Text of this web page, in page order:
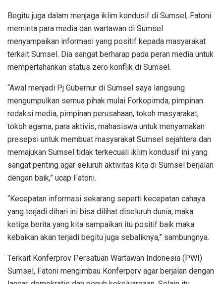
Begitu juga dalam menjaga iklim kondusif di Sumsel, Fatoni
meminta para media dan wartawan di Sumsel
menyampaikan informasi yang positif kepada masyarakat
terkait Sumsel. Dia sangat berharap pada peran media untuk
mempertahankan status zero konflik di Sumsel.
“Awal menjadi Pj Gubernur di Sumsel saya langsung
mengumpulkan semua pihak mulai Forkopimda, pimpinan
redaksi media, pimpinan perusahaan, tokoh masyarakat,
tokoh agama, para aktivis, mahasiswa untuk menyamakan
presepsi untuk membuat masyarakat Sumsel sejahtera dan
memajukan Sumsel tidak terkecuali iklim kondusif ini yang
sangat penting agar seluruh aktivitas kita di Sumsel berjalan
dengan baik,” ucap Fatoni.
“Kecepatan informasi sekarang seperti kecepatan cahaya
yang terjadi dihari ini bisa dilihat diseluruh dunia, maka
ketiga berita yang kita sampaikan itu positif baik maka
kebaikan akan terjadi begitu juga sebaliknya,” sambungnya.
Terkait Konferprov Persatuan Wartawan Indonesia (PWI)
Sumsel, Fatoni mengimbau Konferporv agar berjalan dengan